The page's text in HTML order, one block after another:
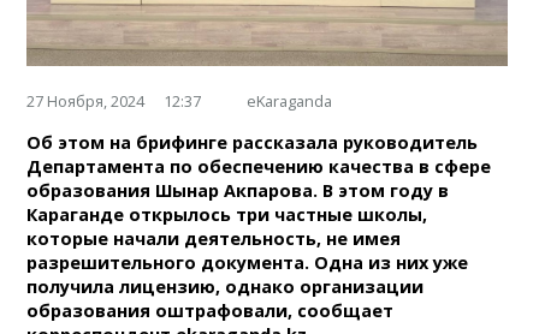
27 Ноября, 2024 12:37 eKaraganda
Об этом на брифинге рассказала руководитель
Департамента по обеспечению качества в сфере
образования Шынар Акпарова. В этом году в
Караганде открылось три частные школы,
которые начали деятельность, не имея
разрешительного документа. Одна из них уже
получила лицензию, однако организации
образования оштрафовали, сообщает